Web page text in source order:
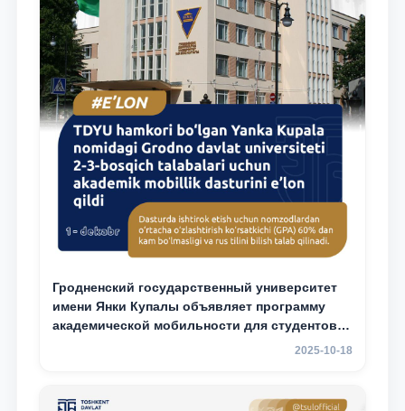
Гродненский государственный университет
имени Янки Купалы объявляет программу
академической мобильности для студентов 2-
2025-10-18